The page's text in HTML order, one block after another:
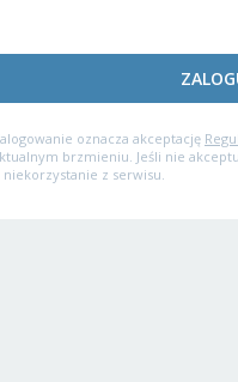
oznacza akceptację
brzmieniu. Jeśli nie
niekorzystanie z serwisu.